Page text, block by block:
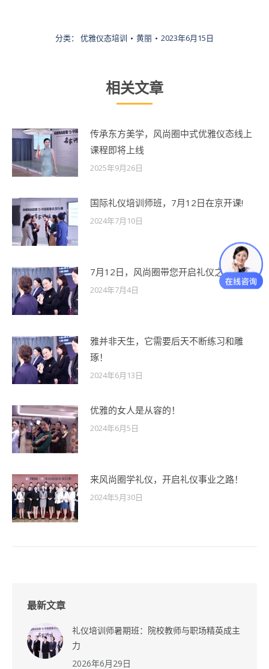
分类： 优雅仪态培训 黄丽 2023年6月15日
相关文章
传承东方美学，风尚圈中式优雅仪态线上
课程即将上线
2025年9月26日
国际礼仪培训师班，7月12日在京开课!
2024年7月10日
7月12日，风尚圈带您开启礼仪之旅！
2024年7月4日
雅并非天生，它需要后天不断练习和雕
琢！
2024年6月13日
优雅的女人是从容的！
2024年6月5日
来风尚圈学礼仪，开启礼仪事业之路！
2024年5月30日
最新文章
礼仪培训师暑期班：院校教师与职场精英成主
力
2026年6月29日